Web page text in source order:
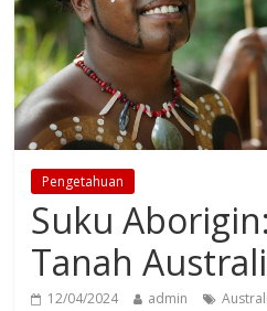
Pengetahuan
Suku
Tanah
12/04/2024 admin